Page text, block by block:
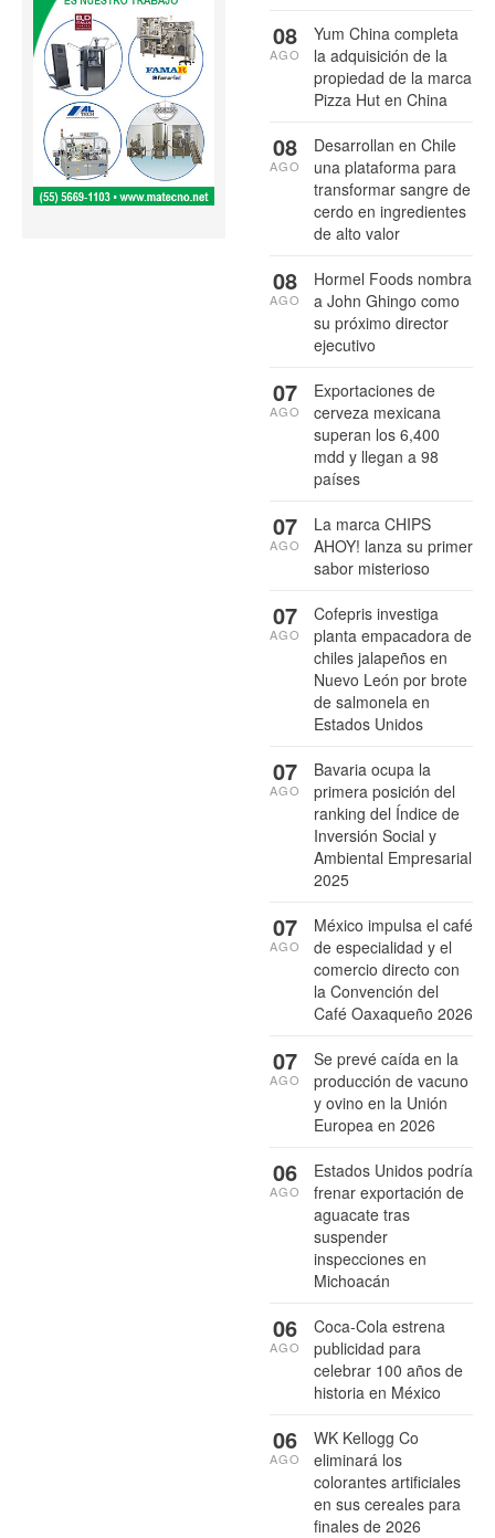
Yum China completa
la adquisición de la
propiedad de la marca
Pizza Hut en China
08
AGO
Desarrollan en Chile
una plataforma para
transformar sangre de
cerdo en ingredientes
de alto valor
08
AGO
Hormel Foods nombra
a John Ghingo como
su próximo director
ejecutivo
08
AGO
Exportaciones de
cerveza mexicana
superan los 6,400
mdd y llegan a 98
países
07
AGO
La marca CHIPS
AHOY! lanza su primer
sabor misterioso
07
AGO
Cofepris investiga
planta empacadora de
chiles jalapeños en
Nuevo León por brote
de salmonela en
Estados Unidos
07
AGO
Bavaria ocupa la
primera posición del
ranking del Índice de
Inversión Social y
Ambiental Empresarial
2025
07
AGO
México impulsa el café
de especialidad y el
comercio directo con
la Convención del
Café Oaxaqueño 2026
07
AGO
Se prevé caída en la
producción de vacuno
y ovino en la Unión
Europea en 2026
07
AGO
Estados Unidos podría
frenar exportación de
aguacate tras
suspender
inspecciones en
Michoacán
06
AGO
Coca-Cola estrena
publicidad para
celebrar 100 años de
historia en México
06
AGO
WK Kellogg Co
eliminará los
colorantes artificiales
en sus cereales para
finales de 2026
06
AGO